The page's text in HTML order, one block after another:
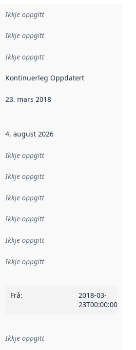
Ikkje oppgitt
:
Ikkje oppgitt
Ikkje oppgitt
:
Kontinuerleg Oppdatert
23. mars 2018
4. august 2026
Ikkje oppgitt
Ikkje oppgitt
Ikkje oppgitt
Ikkje oppgitt
Ikkje oppgitt
Ikkje oppgitt
Frå:
2018-03-
23T00:00:00Z
til ei implementeringsregel eller
Ikkje oppgitt